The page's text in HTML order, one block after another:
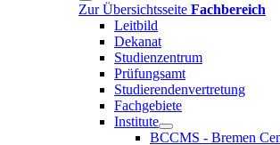
Zur Übersichtsseite Fachbereich
Leitbild
Dekanat
Studienzentrum
Prüfungsamt
Studierendenvertretung
Fachgebiete
Institute
BCCMS - Bremen